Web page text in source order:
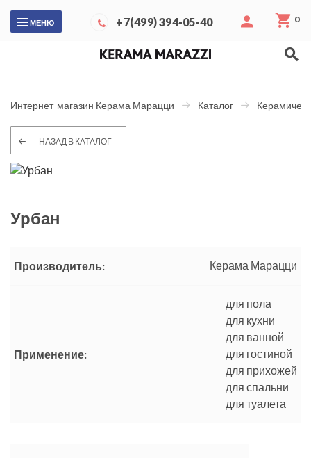
МЕНЮ +7(499) 394-05-40 0
Интернет-магазин Керама Марацци Каталог
НАЗАД В КАТАЛОГ
Урбан
Производитель: Керама Марацци
Применение:
для пола
для кухни
для ванной
для гостиной
для прихожей
для спальни
для туалета